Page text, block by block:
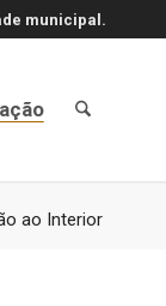
municipal.
ao Interior